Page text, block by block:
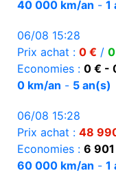
40 000 km/an - 1
06/08 15:28
Prix achat : 0 € /
Economies : 0 € -
0 km/an - 5 an(s)
06/08 15:28
Prix achat : 48
Economies : 6
60 000 km/an - 1